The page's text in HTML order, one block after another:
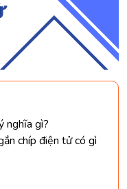
nghĩa gì?
chíp điện tử có gì